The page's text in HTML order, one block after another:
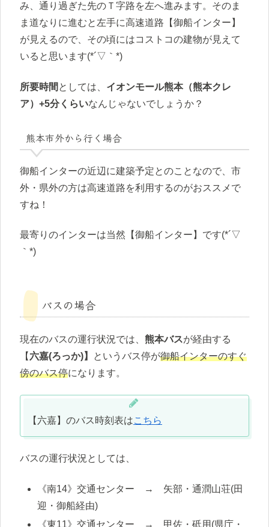
み、通り過ぎた先のＴ字路を左へ進みます。そのま
ま道なりに進むと左手に高速道路【御船インター】
が見えるので、その頃にはコストコの建物が見えて
いると思います(*´▽｀*)
所要時間 としては、 イオンモール熊本（熊本クレ
ア）+5分くらいなんじゃないでしょうか？
熊本市外から行く場合
御船インターの近辺に建築予定とのことなので、市
外・県外の方は高速道路を利用するのがおススメで
すね！
最寄りのインターは当然【御船インター】です(*´▽
｀*)
バスの場合
現在のバスの運行状況では、 熊本バスが経由する
【 六嘉(ろっか)】 というバス停が御船インターのすぐ
傍のバス停になります。
【六嘉】のバス時刻表はこちら
バスの運行状況としては、
《南14》交通センター → 矢部・通潤山荘(田
迎・御船経由)
《東11》交通センター → 甲佐・砥用(県庁・